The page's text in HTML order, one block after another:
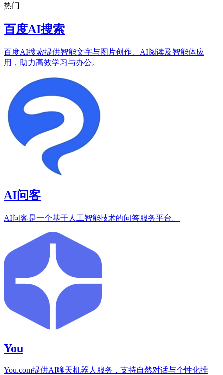
热门
百度AI搜索
百度AI搜索提供智能文字与图片创作、AI阅读及智能体应
用，助力高效学习与办公。
AI问客
AI问客是一个基于人工智能技术的问答服务平台。
You
You.com提供AI聊天机器人服务，支持自然对话与个性化推